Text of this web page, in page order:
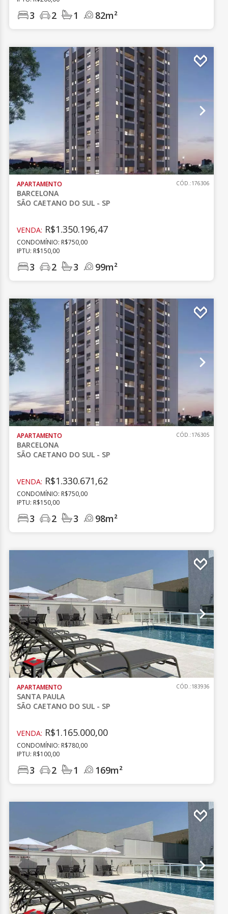
3 2 1 82m²
APARTAMENTO
BARCELONA
SÃO CAETANO DO SUL - SP
CÓD.:176306
VENDA: R$1.350.196,47
CONDOMÍNIO: R$750,00
IPTU: R$150,00
3 2 3 99m²
APARTAMENTO
BARCELONA
SÃO CAETANO DO SUL - SP
CÓD.:176305
VENDA: R$1.330.671,62
CONDOMÍNIO: R$750,00
IPTU: R$150,00
3 2 3 98m²
APARTAMENTO
SANTA PAULA
SÃO CAETANO DO SUL - SP
CÓD.:183936
VENDA: R$1.165.000,00
CONDOMÍNIO: R$780,00
IPTU: R$100,00
3 2 1 169m²